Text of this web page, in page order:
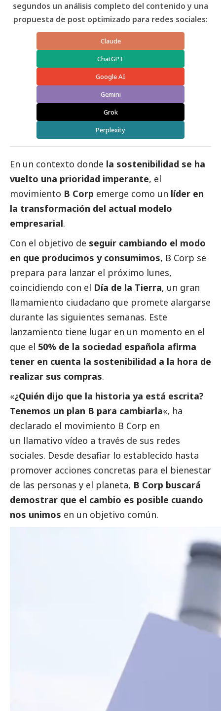
segundos un análisis completo del contenido y una
propuesta de post optimizado para redes sociales:
Claude
ChatGPT
Google AI
Gemini
Grok
Perplexity
En un contexto donde la sostenibilidad se ha
vuelto una prioridad imperante, el
movimiento B Corp emerge como un líder en
la transformación del actual modelo
empresarial.
Con el objetivo de seguir cambiando el modo
en que producimos y consumimos, B Corp se
prepara para lanzar el próximo lunes,
coincidiendo con el Día de la Tierra, un gran
llamamiento ciudadano que promete alargarse
durante las siguientes semanas. Este
lanzamiento tiene lugar en un momento en el
que el 50% de la sociedad española afirma
tener en cuenta la sostenibilidad a la hora de
realizar sus compras.
«¿Quién dijo que la historia ya está escrita?
Tenemos un plan B para cambiarla«, ha
declarado el movimiento B Corp en
un llamativo vídeo a través de sus redes
sociales. Desde desafiar lo establecido hasta
promover acciones concretas para el bienestar
de las personas y el planeta, B Corp buscará
demostrar que el cambio es posible cuando
nos unimos en un objetivo común.